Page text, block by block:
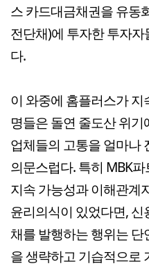
스 카드대금채권을 유동
전단채)에 투자한 투자
다.
이 와중에 홈플러스가
명들은 돌연 줄도산 위
업체들의 고통을 얼마나
의문스럽다. 특히 MBK
지속 가능성과 이해관계
윤리의식이 있었다면,
채를 발행하는 행위는
을 생략하고 기습적으로